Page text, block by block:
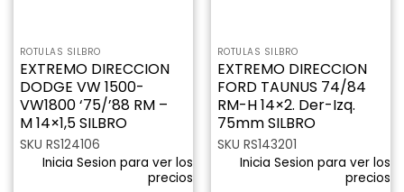
ROTULAS SILBRO
EXTREMO DIRECCION
DODGE VW 1500-
VW1800 ‘75/’88 RM –
M 14×1,5 SILBRO
SKU RS124106
Inicia Sesion para ver los
precios
ROTULAS SILBRO
EXTREMO DIRECCION
FORD TAUNUS 74/84
RM-H 14×2. Der-Izq.
75mm SILBRO
SKU RS143201
Inicia Sesion para ver los
precios